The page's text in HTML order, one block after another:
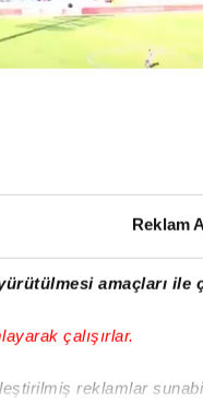
Reklam
amaçları ile
çalışırlar.
reklamlar